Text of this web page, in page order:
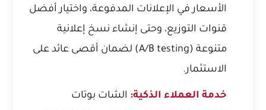
الأسعار في الإعلانات المدفوعة، واختيار أفضل
قنوات التوزيع، وحتى إنشاء نسخ إعلانية
متنوعة (A/B testing) لضمان أقصى عائد على
الاستثمار.
خدمة العملاء الذكية: الشات بوتات